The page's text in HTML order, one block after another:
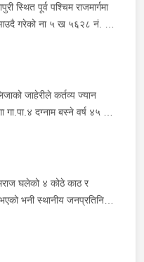
स्थित पूर्व पश्चिम राजमार्गमा
गरेको ना ५ ख ५६२८ नं. को
खाई दुर्घटना हुँदा
म.न.पा. वडा न. १३ बस्ने बर्ष
लागी एलआईभ अस्पताल
जिल्ला न.प.पुर्व देवचुली
जाहेरीले कर्तव्य ज्यान
गा.पा.४ दग्नाम बस्ने वर्ष ४५ को
सम्मानित जिल्ला अदालत
१९ वर्ष ७ महिना कैद सजाए
निजको वतन देखी ५ कि.मि.
जि.प्र.का.म्याग्दीबाट
घलेको ४ कोठे काठ र
भनी स्थानीय जनप्रतिनिधि
घर राति के कुन र कति समयमा
भइरहेको ।